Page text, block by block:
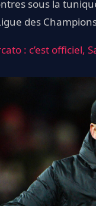
sous la
des
: c’est officiel,